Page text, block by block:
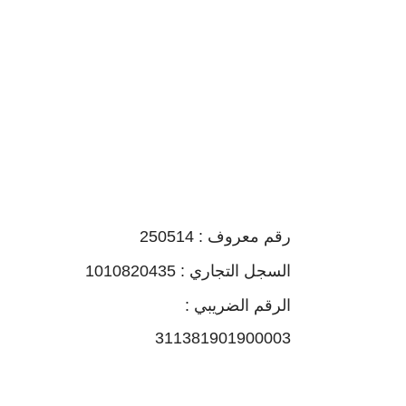
رقم معروف : 250514
السجل التجاري : 1010820435
الرقم الضريبي :
311381901900003